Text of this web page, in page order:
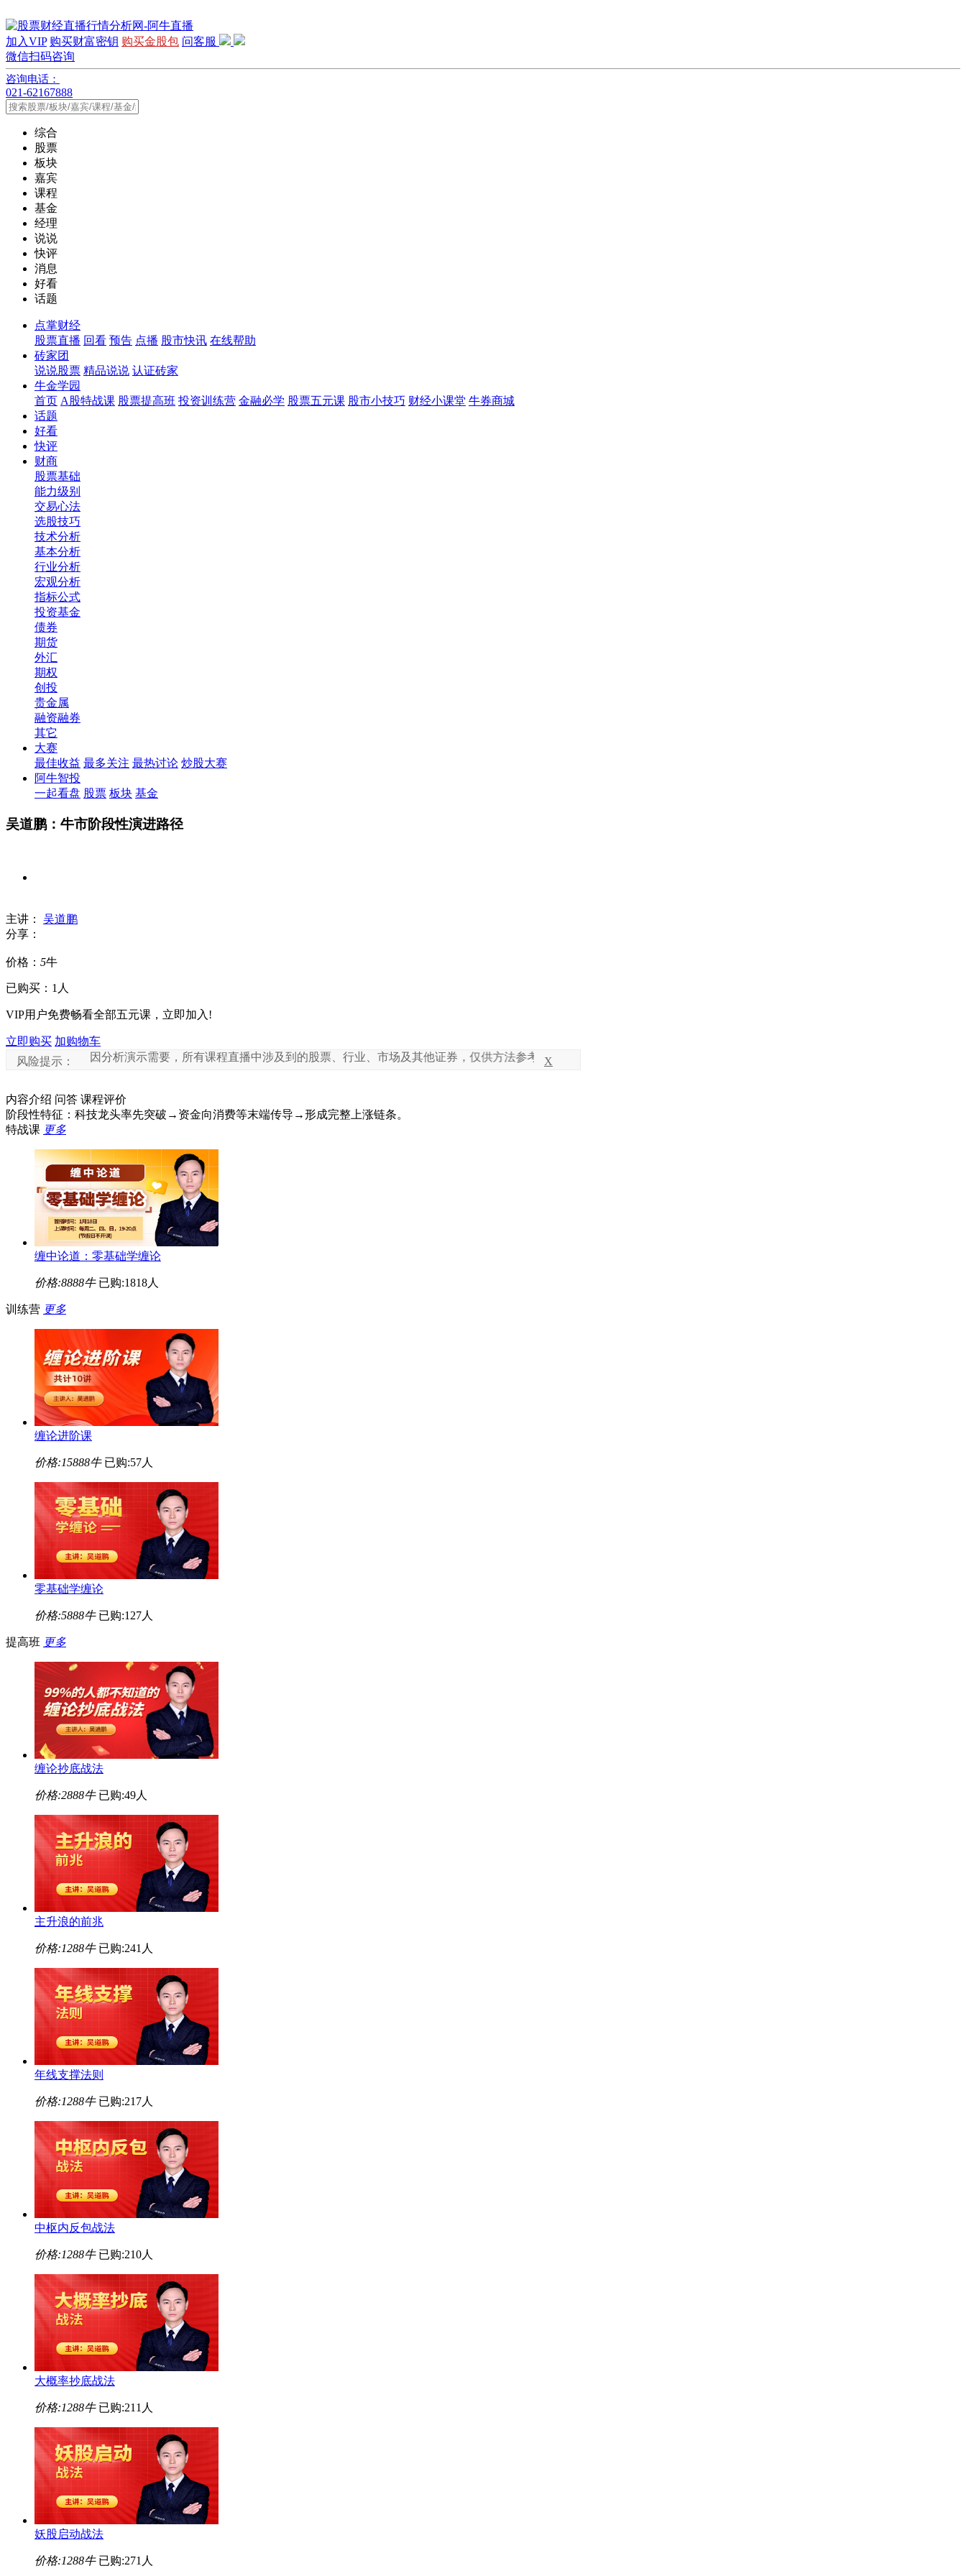
加入VIP 购买财富密钥 购买金股包 问客服
微信扫码咨询
咨询电话：
021-62167888
综合
股票
板块
嘉宾
课程
基金
经理
说说
快评
消息
好看
话题
点掌财经
股票直播 回看 预告 点播 股市快讯 在线帮助
砖家团
说说股票 精品说说 认证砖家
牛金学园
首页 A股特战课 股票提高班 投资训练营 金融必学 股票五元课 股市小技巧 财经小课堂 牛券商城
话题
好看
快评
财商
股票基础
能力级别
交易心法
选股技巧
技术分析
基本分析
行业分析
宏观分析
指标公式
投资基金
债券
期货
外汇
期权
创投
贵金属
融资融券
其它
大赛
最佳收益 最多关注 最热讨论 炒股大赛
阿牛智投
一起看盘 股票 板块 基金
吴道鹏：牛市阶段性演进路径
主讲：
吴道鹏
分享：
价格： 5牛
已购买： 1人
VIP用户免费畅看全部五元课，立即加入!
立即购买 加购物车
风险提示：因分析演示需要，所有课程直播中涉及到的股票、行业、市场及其他证券，仅供方法参考，不构成任何买卖建议，投资风险自负！本人及平台不承担任何投资风险及责任！特此声明！
X
内容介绍 问答 课程评价
阶段性特征：科技龙头率先突破→资金向消费等末端传导→形成完整上涨链条。
特战课 更多
缠中论道：零基础学缠论
价格:8888牛 已购:1818人
训练营 更多
缠论进阶课
价格:15888牛 已购:57人
零基础学缠论
价格:5888牛 已购:127人
提高班 更多
缠论抄底战法
价格:2888牛 已购:49人
主升浪的前兆
价格:1288牛 已购:241人
年线支撑法则
价格:1288牛 已购:217人
中枢内反包战法
价格:1288牛 已购:210人
大概率抄底战法
价格:1288牛 已购:211人
妖股启动战法
价格:1288牛 已购:271人